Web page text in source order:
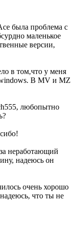
была проблема с
маленькое
версии,
в том,что у меня
В MV и MZ
любопытно
неработающий
надеюсь он
очень хорошо
что ты не